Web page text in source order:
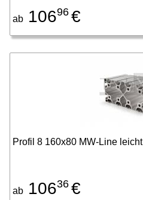
ab 10696 €
Profil 8 160x80 MW-Line leicht
ab 10636 €